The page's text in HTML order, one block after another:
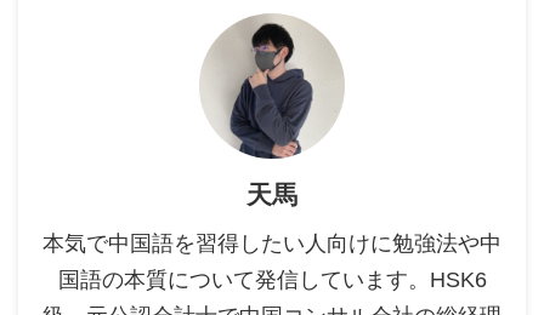
天馬
本気で中国語を習得したい人向けに勉強法や中
国語の本質について発信しています。HSK6